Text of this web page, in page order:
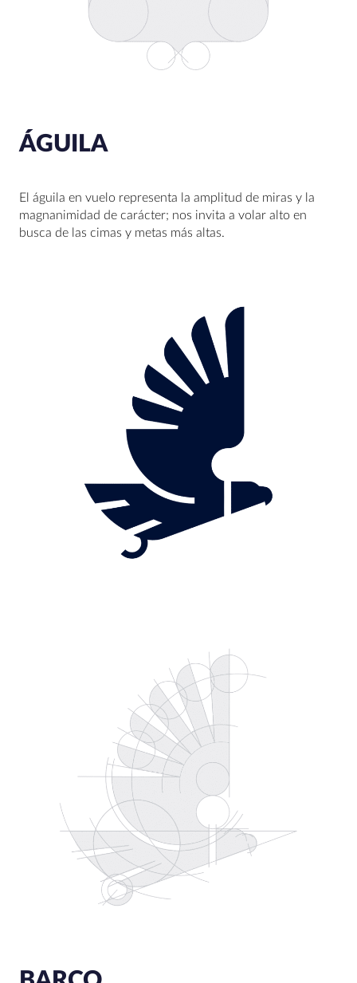
ÁGUILA
El águila en vuelo representa la amplitud de miras y la
magnanimidad de carácter; nos invita a volar alto en
busca de las cimas y metas más altas.